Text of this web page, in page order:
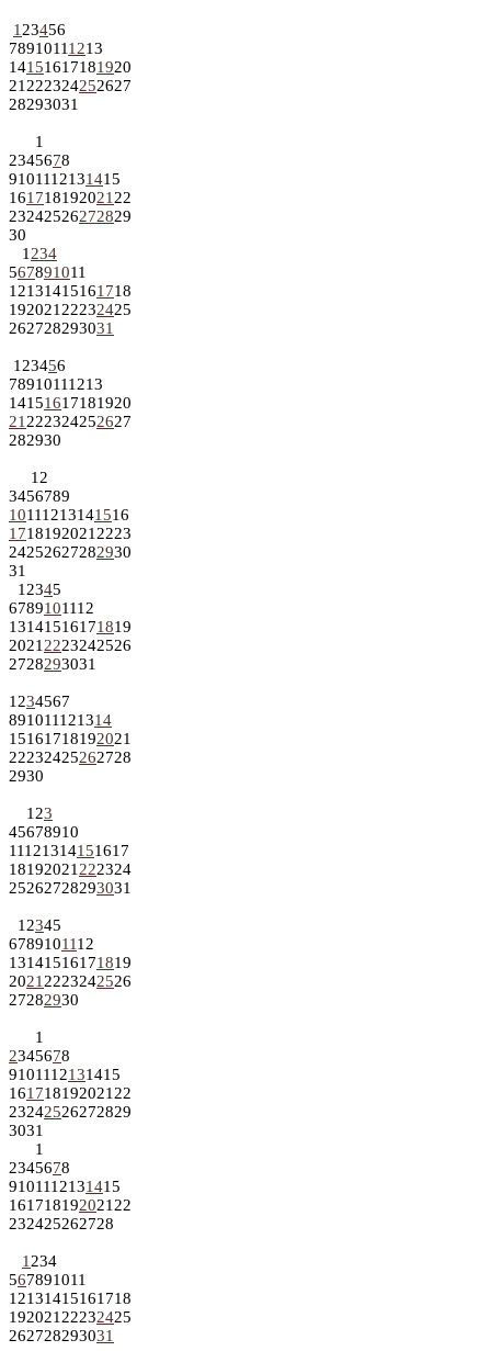
1 23456
78910111213
14151617181920
21 222324252627
28293031
1
2345678
9101112131415
161718192021 22
23242526272829
30
1 234
567891011
12131415161718
192021 22232425
262728293031
1 23456
78910111213
14151617181920
21 222324252627
282930
1 2
3456789
10111213141516
1718192021 2223
24252627282930
31
1 2345
6789101112
13141516171819
2021 2223242526
2728293031
1 234567
891011121314
15161718192021
22232425262728
2930
1 23
45678910
11121314151617
18192021 222324
25262728293031
1 2345
6789101112
13141516171819
2021 2223242526
27282930
1
2345678
9101112131415
161718192021 22
23242526272829
3031
1
2345678
9101112131415
161718192021 22
232425262728
1 234
567891011
12131415161718
192021 22232425
262728293031